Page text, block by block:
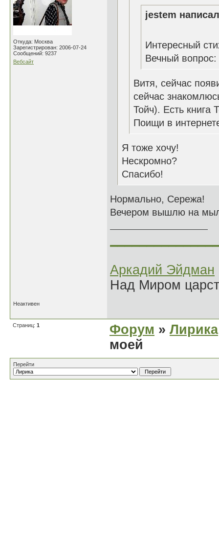
Откуда: Москва
Зарегистрирован: 2006-07-24
Сообщений: 9237
Вебсайт
jestem
Интересный
Вечный
Витя, сейчас
сейчас
Тойч). Есть книга
Поищи в
Я тоже хочу!
Нескромно?
Спасибо!
Нормально, Сережа!
Вечером вышлю на
Аркадий Эйдман
Над Миром
Неактивен
Страниц: 1 Форум » Лирика
моей
Перейти